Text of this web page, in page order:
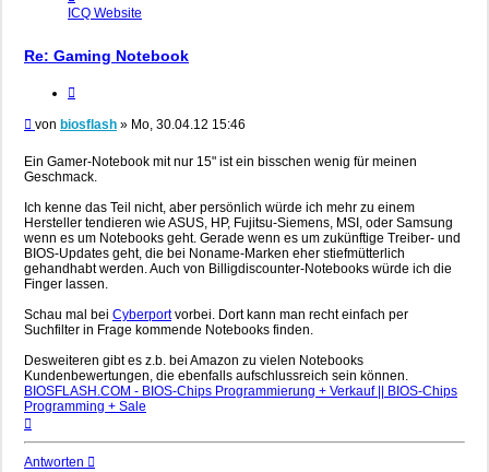
von
biosflash
ICQ Website
Re: Gaming Notebook
Beitrag
von biosflash » Mo, 30.04.12 15:46
Ein Gamer-Notebook mit nur 15" ist ein bisschen wenig für meinen
Geschmack.
Ich kenne das Teil nicht, aber persönlich würde ich mehr zu einem
Hersteller tendieren wie ASUS, HP, Fujitsu-Siemens, MSI, oder Samsung
wenn es um Notebooks geht. Gerade wenn es um zukünftige Treiber- und
BIOS-Updates geht, die bei Noname-Marken eher stiefmütterlich
gehandhabt werden. Auch von Billigdiscounter-Notebooks würde ich die
Finger lassen.
Schau mal bei Cyberportvorbei. Dort kann man recht einfach per
Suchfilter in Frage kommende Notebooks finden.
Desweiteren gibt es z.b. bei Amazon zu vielen Notebooks
Kundenbewertungen, die ebenfalls aufschlussreich sein können.
BIOSFLASH.COM - BIOS-Chips Programmierung + Verkauf || BIOS-Chips
Programming + Sale
Antworten